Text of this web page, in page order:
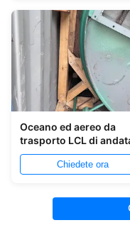
Oceano ed aereo da
trasporto LCL di
FCL Shanghai nel
Chiedete ora